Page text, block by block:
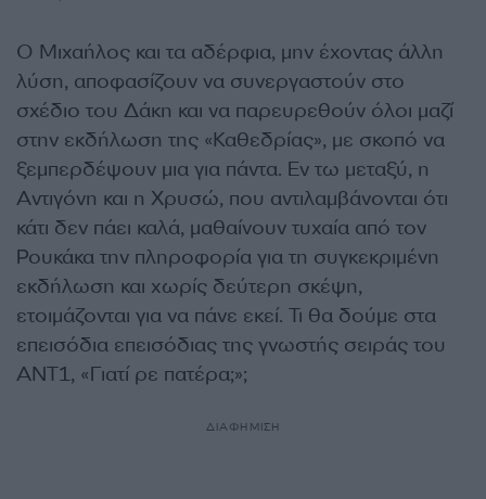
Ο Μιχαήλος και τα αδέρφια, μην έχοντας άλλη
λύση, αποφασίζουν να συνεργαστούν στο
σχέδιο του Δάκη και να παρευρεθούν όλοι μαζί
στην εκδήλωση της «Καθεδρίας», με σκοπό να
ξεμπερδέψουν μια για πάντα. Εν τω μεταξύ, η
Αντιγόνη και η Χρυσώ, που αντιλαμβάνονται ότι
κάτι δεν πάει καλά, μαθαίνουν τυχαία από τον
Ρουκάκα την πληροφορία για τη συγκεκριμένη
εκδήλωση και χωρίς δεύτερη σκέψη,
ετοιμάζονται για να πάνε εκεί. Τι θα δούμε στα
επεισόδια επεισόδιας της γνωστής σειράς του
ΑΝΤ1, «Γιατί ρε πατέρα;»;
ΔΙΑΦΗΜΙΣΗ